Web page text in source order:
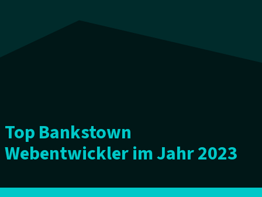
Top Bankstown
Webentwickler im Jahr 2023